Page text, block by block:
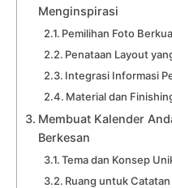
Menginspirasi
Pemilihan Foto
Penataan Layout
Integrasi Informasi
Material dan
Membuat Kalender
Berkesan
Tema dan Konsep
Ruang untuk